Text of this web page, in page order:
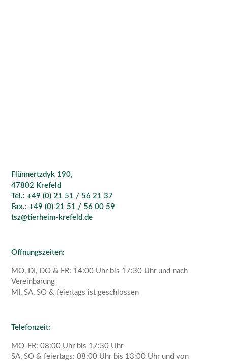
Flünnertzdyk 190,
47802 Krefeld
Tel.: +49 (0) 21 51 / 56 21 37
Fax.: +49 (0) 21 51 / 56 00 59
tsz@tierheim-krefeld.de
Öffnungszeiten:
MO, DI, DO & FR: 14:00 Uhr bis 17:30 Uhr und nach
Vereinbarung
MI, SA, SO & feiertags ist geschlossen
Telefonzeit:
MO-FR: 08:00 Uhr bis 17:30 Uhr
SA, SO & feiertags: 08:00 Uhr bis 13:00 Uhr und von